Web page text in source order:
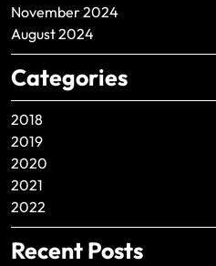
November 2024
August 2024
Categories
2018
2019
2020
2021
2022
Recent Posts